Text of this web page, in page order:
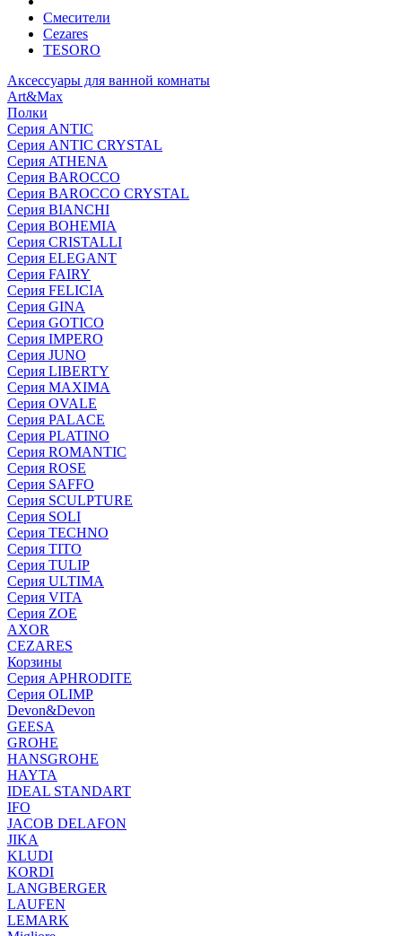
Смесители
Cezares
TESORO
Аксессуары для ванной комнаты
Art&Max
Полки
Серия ANTIC
Серия ANTIC CRYSTAL
Серия ATHENA
Серия BAROCCO
Серия BAROCCO CRYSTAL
Серия BIANCHI
Серия BOHEMIA
Серия CRISTALLI
Серия ELEGANT
Серия FAIRY
Серия FELICIA
Серия GINA
Серия GOTICO
Серия IMPERO
Серия JUNO
Серия LIBERTY
Серия MAXIMA
Серия OVALE
Серия PALACE
Серия PLATINO
Серия ROMANTIC
Серия ROSE
Серия SAFFO
Серия SCULPTURE
Серия SOLI
Серия TECHNO
Серия TITO
Серия TULIP
Серия ULTIMA
Серия VITA
Серия ZOE
AXOR
CEZARES
Корзины
Серия APHRODITE
Серия OLIMP
Devon&Devon
GEESA
GROHE
HANSGROHE
HAYTA
IDEAL STANDART
IFO
JACOB DELAFON
JIKA
KLUDI
KORDI
LANGBERGER
LAUFEN
LEMARK